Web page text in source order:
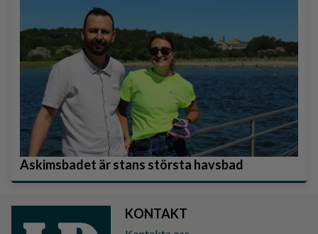
Askimsbadet är stans största havsbad
KONTAKT